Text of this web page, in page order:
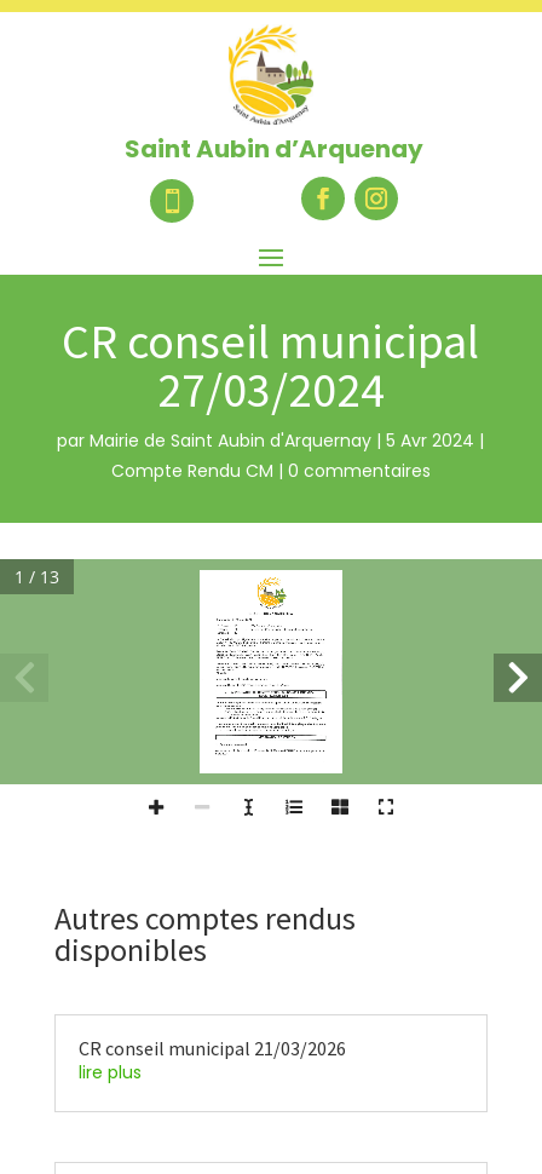
Saint Aubin d’Arquenay

CR conseil municipal
27/03/2024
parMairie de Saint Aubin d'Arquernay |5 Avr 2024 |
Compte Rendu CM | 0 commentaires
1 / 13
Autres comptes rendus
disponibles
CR conseil municipal 21/03/2026
lire plus